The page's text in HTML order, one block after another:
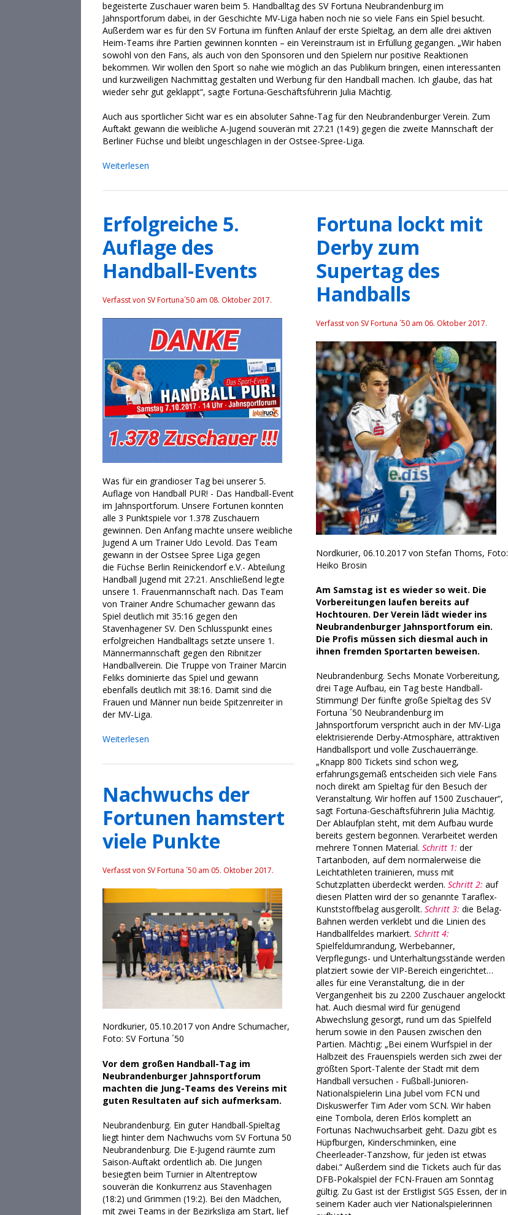
begeisterte Zuschauer waren beim 5. Handballtag des SV Fortuna Neubrandenburg im
Jahnsportforum dabei, in der Geschichte MV-Liga haben noch nie so viele Fans ein Spiel besucht.
Außerdem war es für den SV Fortuna im fünften Anlauf der erste Spieltag, an dem alle drei aktiven
Heim-Teams ihre Partien gewinnen konnten – ein Vereinstraum ist in Erfüllung gegangen. „Wir haben
sowohl von den Fans, als auch von den Sponsoren und den Spielern nur positive Reaktionen
bekommen. Wir wollen den Sport so nahe wie möglich an das Publikum bringen, einen interessanten
und kurzweiligen Nachmittag gestalten und Werbung für den Handball machen. Ich glaube, das hat
wieder sehr gut geklappt“, sagte Fortuna-Geschäftsführerin Julia Mächtig.
Auch aus sportlicher Sicht war es ein absoluter Sahne-Tag für den Neubrandenburger Verein. Zum
Auftakt gewann die weibliche A-Jugend souverän mit 27:21 (14:9) gegen die zweite Mannschaft der
Berliner Füchse und bleibt ungeschlagen in der Ostsee-Spree-Liga.
Weiterlesen
Erfolgreiche 5.
Auflage des
Handball-Events
Verfasst von SV Fortuna´50 am 08. Oktober 2017.
Was für ein grandioser Tag bei unserer 5.
Auflage von Handball PUR! - Das Handball-Event
im Jahnsportforum. Unsere Fortunen konnten
alle 3 Punktspiele vor 1.378 Zuschauern
gewinnen. Den Anfang machte unsere weibliche
Jugend A um Trainer Udo Levold. Das Team
gewann in der Ostsee Spree Liga gegen
die Füchse Berlin Reinickendorf e.V.- Abteilung
Handball Jugend mit 27:21. Anschließend legte
unsere 1. Frauenmannschaft nach. Das Team
von Trainer Andre Schumacher gewann das
Spiel deutlich mit 35:16 gegen den
Stavenhagener SV. Den Schlusspunkt eines
erfolgreichen Handballtags setzte unsere 1.
Männermannschaft gegen den Ribnitzer
Handballverein. Die Truppe von Trainer Marcin
Feliks dominierte das Spiel und gewann
ebenfalls deutlich mit 38:16. Damit sind die
Frauen und Männer nun beide Spitzenreiter in
der MV-Liga.
Weiterlesen
Nachwuchs der
Fortunen hamstert
viele Punkte
Verfasst von SV Fortuna ´50 am 05. Oktober 2017.
Nordkurier, 05.10.2017 von Andre Schumacher,
Foto: SV Fortuna ´50
Vor dem großen Handball-Tag im
Neubrandenburger Jahnsportforum
machten die Jung-Teams des Vereins mit
guten Resultaten auf sich aufmerksam.
Neubrandenburg. Ein guter Handball-Spieltag
liegt hinter dem Nachwuchs vom SV Fortuna 50
Neubrandenburg. Die E-Jugend räumte zum
Saison-Auftakt ordentlich ab. Die Jungen
besiegten beim Turnier in Altentreptow
souverän die Konkurrenz aus Stavenhagen
(18:2) und Grimmen (19:2). Bei den Mädchen,
mit zwei Teams in der Bezirksliga am Start, lief
Fortuna lockt mit
Derby zum
Supertag des
Handballs
Verfasst von SV Fortuna ´50 am 06. Oktober 2017.
Nordkurier, 06.10.2017 von Stefan Thoms, Foto:
Heiko Brosin
Am Samstag ist es wieder so weit. Die
Vorbereitungen laufen bereits auf
Hochtouren. Der Verein lädt wieder ins
Neubrandenburger Jahnsportforum ein.
Die Profis müssen sich diesmal auch in
ihnen fremden Sportarten beweisen.
Neubrandenburg. Sechs Monate Vorbereitung,
drei Tage Aufbau, ein Tag beste Handball-
Stimmung! Der fünfte große Spieltag des SV
Fortuna ´50 Neubrandenburg im
Jahnsportforum verspricht auch in der MV-Liga
elektrisierende Derby-Atmosphäre, attraktiven
Handballsport und volle Zuschauerränge.
„Knapp 800 Tickets sind schon weg,
erfahrungsgemäß entscheiden sich viele Fans
noch direkt am Spieltag für den Besuch der
Veranstaltung. Wir hoffen auf 1500 Zuschauer“,
sagt Fortuna-Geschäftsführerin Julia Mächtig.
Der Ablaufplan steht, mit dem Aufbau wurde
bereits gestern begonnen. Verarbeitet werden
mehrere Tonnen Material.Schritt 1: der
Tartanboden, auf dem normalerweise die
Leichtathleten trainieren, muss mit
Schutzplatten überdeckt werden.Schritt 2: auf
diesen Platten wird der so genannte Taraflex-
Kunststoffbelag ausgerollt.Schritt 3: die Belag-
Bahnen werden verklebt und die Linien des
Handballfeldes markiert.Schritt 4:
Spielfeldumrandung, Werbebanner,
Verpflegungs- und Unterhaltungsstände werden
platziert sowie der VIP-Bereich eingerichtet…
alles für eine Veranstaltung, die in der
Vergangenheit bis zu 2200 Zuschauer angelockt
hat. Auch diesmal wird für genügend
Abwechslung gesorgt, rund um das Spielfeld
herum sowie in den Pausen zwischen den
Partien. Mächtig: „Bei einem Wurfspiel in der
Halbzeit des Frauenspiels werden sich zwei der
größten Sport-Talente der Stadt mit dem
Handball versuchen - Fußball-Junioren-
Nationalspielerin Lina Jubel vom FCN und
Diskuswerfer Tim Ader vom SCN. Wir haben
eine Tombola, deren Erlös komplett an
Fortunas Nachwuchsarbeit geht. Dazu gibt es
Hüpfburgen, Kinderschminken, eine
Cheerleader-Tanzshow, für jeden ist etwas
dabei.“ Außerdem sind die Tickets auch für das
DFB-Pokalspiel der FCN-Frauen am Sonntag
gültig. Zu Gast ist der Erstligist SGS Essen, der in
seinem Kader auch vier Nationalspielerinnen